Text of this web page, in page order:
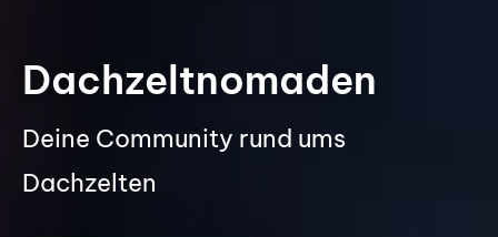
Dachzeltnomaden
Deine Community rund ums
Dachzelten